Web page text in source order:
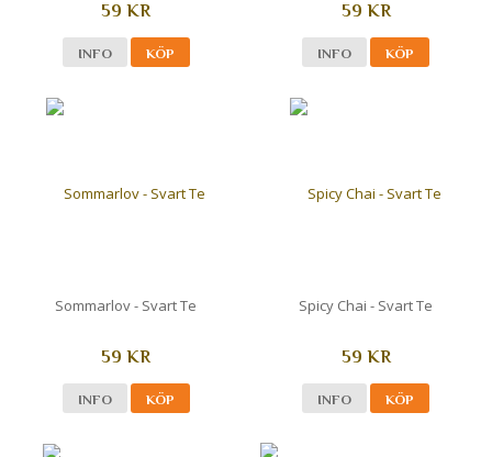
59 KR
INFO KÖP
59 KR
INFO KÖP
Sommarlov - Svart Te
59 KR
INFO KÖP
Spicy Chai - Svart Te
59 KR
INFO KÖP